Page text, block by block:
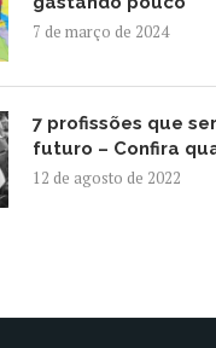
7 de março de 2024
7 profissões que
futuro – Confira
12 de agosto de 2022